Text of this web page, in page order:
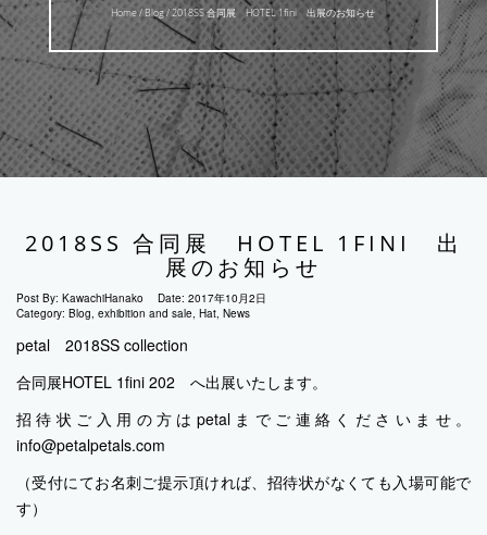
Home / Blog/ 2018SS 合同展 HOTEL 1fini 出展のお知らせ
2018SS 合同展 HOTEL 1FINI 出
展のお知らせ
Post By: KawachiHanako Date: 2017年10月2日
Category: Blog, exhibition and sale, Hat, News
petal 2018SS collection
合同展HOTEL 1fini 202 へ出展いたします。
招待状ご入用の方はpetalまでご連絡くださいませ。
info@petalpetals.com
（受付にてお名刺ご提示頂ければ、招待状がなくても入場可能で
す）